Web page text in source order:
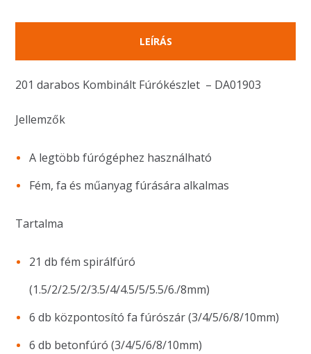
LEÍRÁS
201 darabos Kombinált Fúrókészlet – DA01903
Jellemzők
A legtöbb fúrógéphez használható
Fém, fa és műanyag fúrására alkalmas
Tartalma
21 db fém spirálfúró
(1.5/2/2.5/2/3.5/4/4.5/5/5.5/6./8mm)
6 db központosító fa fúrószár (3/4/5/6/8/10mm)
6 db betonfúró (3/4/5/6/8/10mm)